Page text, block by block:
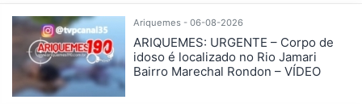
Ariquemes - 06-08-2026
ARIQUEMES: URGENTE – Corpo de
idoso é localizado no Rio Jamari
Bairro Marechal Rondon – VÍDEO